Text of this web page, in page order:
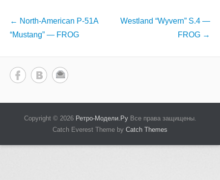
Навигация
по
← North-American P-51A
“Mustang” — FROG
Westland “Wyvern” S.4 —
FROG →
Copyright © 2026 Ретро-Модели.РуВсе права защищены.
Catch Everest Theme by Catch Themes